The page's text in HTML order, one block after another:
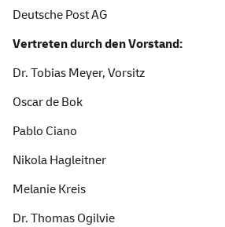
Deutsche Post AG
Vertreten durch den Vorstand:
Dr. Tobias Meyer, Vorsitz
Oscar de Bok
Pablo Ciano
Nikola Hagleitner
Melanie Kreis
Dr. Thomas Ogilvie